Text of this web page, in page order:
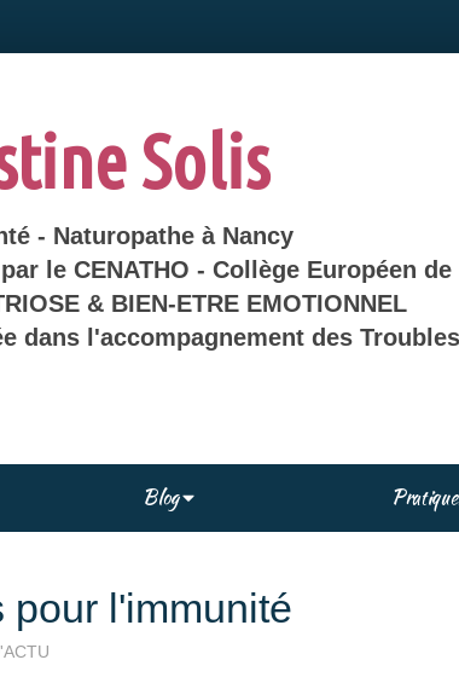
Solis
- Naturopathe à Nancy
le CENATHO - Collège Européen
& BIEN-ETRE EMOTIONNEL
dans l'accompagnement des
Blog
pour l'immunité